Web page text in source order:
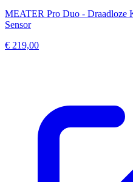
MEATER Pro Duo - Draadloze
Sensor
€ 219,00